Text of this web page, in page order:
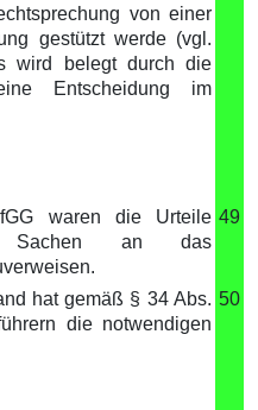
von einer
gestützt werde (vgl.
wird belegt durch die
Entscheidung im
waren die Urteile
Sachen an das
49
hat gemäß § 34 Abs.
die notwendigen
50